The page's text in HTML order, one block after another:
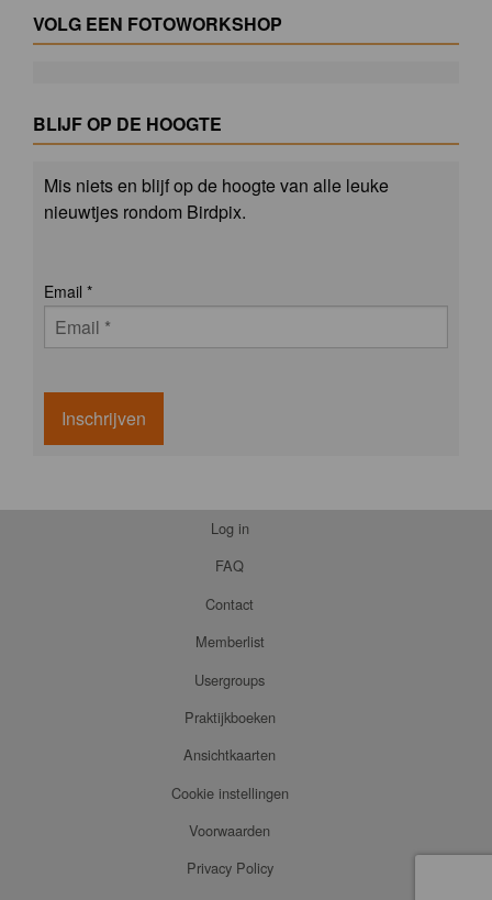
VOLG EEN FOTOWORKSHOP
BLIJF OP DE HOOGTE
Mis niets en blijf op de hoogte van alle leuke
nieuwtjes rondom Birdpix.
Email *
Inschrijven
Log in
FAQ
Contact
Memberlist
Usergroups
Praktijkboeken
Ansichtkaarten
Cookie instellingen
Voorwaarden
Privacy Policy